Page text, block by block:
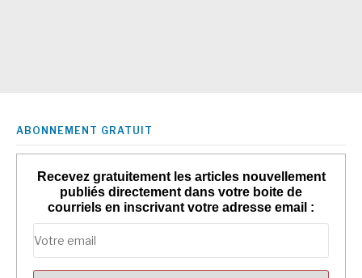
ABONNEMENT GRATUIT
Recevez gratuitement les articles nouvellement
publiés directement dans votre boite de
courriels en inscrivant votre adresse email :